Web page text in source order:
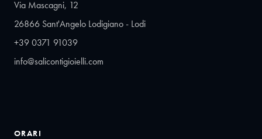
Via Mascagni, 12
26866 Sant'Angelo Lodigiano - Lodi
+39 0371 91039
info@salicontigioielli.com
ORARI